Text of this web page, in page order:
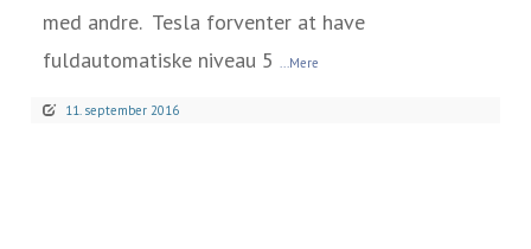
med andre. Tesla forventer at have
fuldautomatiske niveau 5 ...Mere
11. september 2016